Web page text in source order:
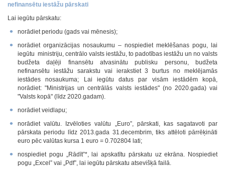
nefinansētu iestāžu pārskati
Lai iegūtu pārskatu:
norādiet periodu (gads vai mēnesis);
norādiet organizācijas nosaukumu – nospiediet meklēšanas pogu, lai
iegūtu ministriju, centrālo valsts iestāžu, to padotības iestāžu un no valsts
budžeta daļēji finansētu atvasinātu publisku personu, budžeta
nefinansētu iestāžu sarakstu vai ierakstiet 3 burtus no meklējamās
iestādes nosaukuma; Lai iegūtu datus par visām iestādēm kopā,
norādiet: "Ministrijas un centrālās valsts iestādes" (no 2020.gada) vai
"Valsts kopā" (līdz 2020.gadam).
norādiet veidlapu;
norādiet valūtu. Izvēloties valūtu „Euro”, pārskati, kas sagatavoti par
pārskata periodu līdz 2013.gada 31.decembrim, tiks attēloti pārrēķināti
euro pēc valūtas kursa 1 euro = 0.702804 lati;
nospiediet pogu „Rādīt”*, lai apskatītu pārskatu uz ekrāna. Nospiediet
pogu „Excel” vai „Pdf”, lai iegūtu pārskatu atsevišķā failā.